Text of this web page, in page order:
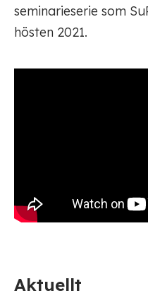
seminarieserie som
hösten 2021.
Aktuellt